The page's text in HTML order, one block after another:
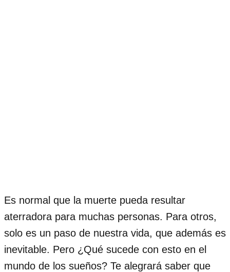
Es normal que la muerte pueda resultar
aterradora para muchas personas. Para otros,
solo es un paso de nuestra vida, que además es
inevitable. Pero ¿Qué sucede con esto en el
mundo de los sueños? Te alegrará saber que